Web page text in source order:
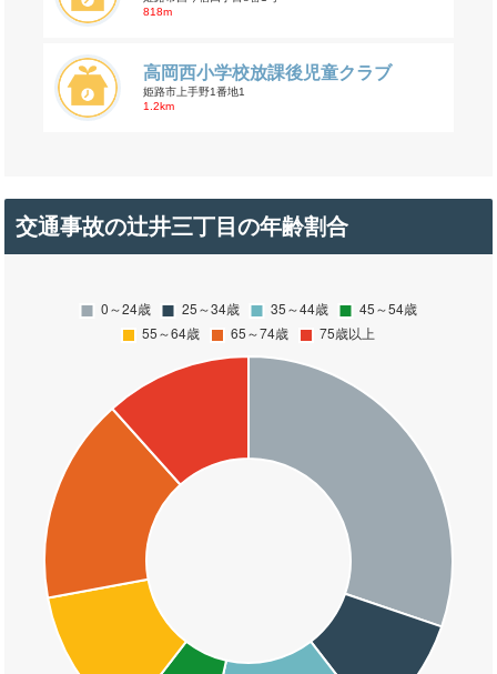
818m
高岡西小学校放課後児童クラブ
姫路市上手野1番地1
1.2km
交通事故の辻井三丁目の年齢割合